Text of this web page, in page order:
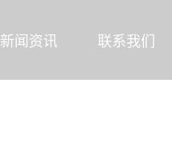
新闻资讯 联系我们